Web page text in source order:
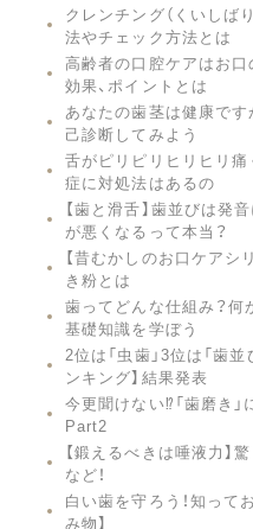
クレンチング（くいしば
法やチェック方法とは
高齢者の口腔ケアはお口
効果、ポイントとは
あなたの歯茎は健康です
己診断してみよう
舌がピリピリヒリヒリ痛
症に対処法はあるの
【歯と滑舌】歯並びは発
が悪くなるって本当？
【昔むかしのお口ケアシ
き粉とは
歯ってどんな仕組み？何
基礎知識を学ぼう
2位は「虫歯」3位は「歯
ンキング】結果発表
今更聞けない⁉︎「歯磨き
Part2
【鍛えるべきは唾液力】
など！
白い歯を守ろう！知って
み物】